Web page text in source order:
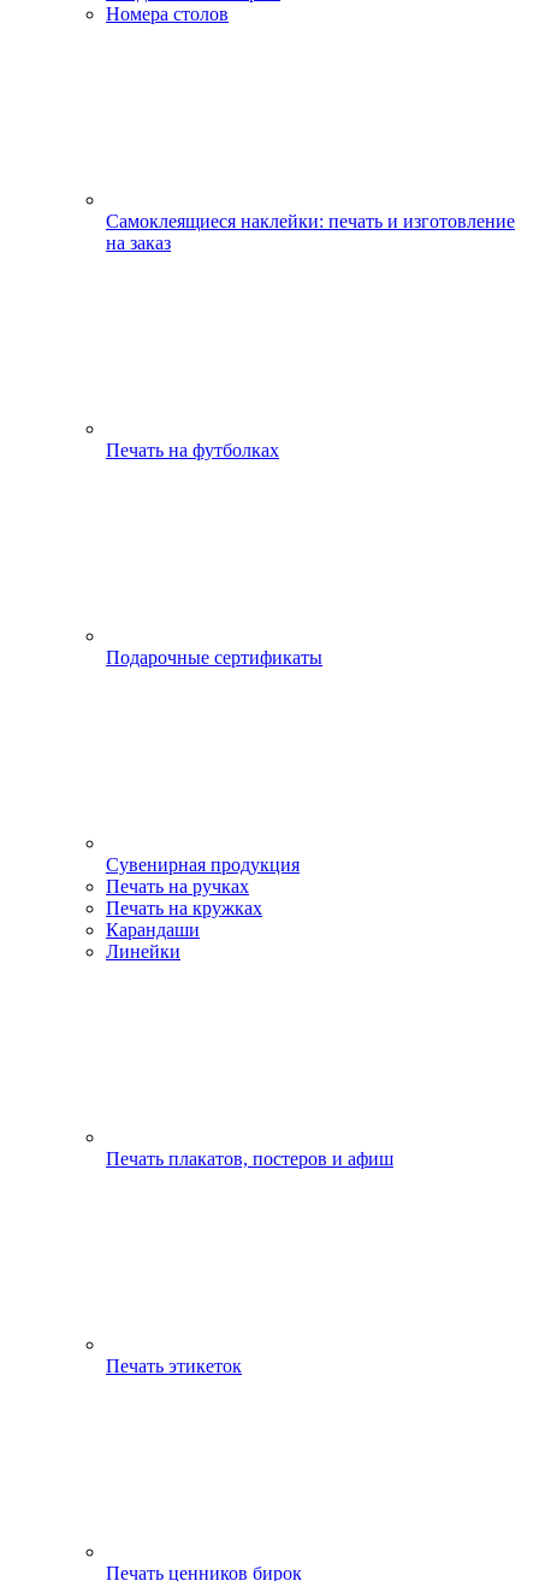
Номера столов
Самоклеящиеся наклейки: печать и изготовление
на заказ
Печать на футболках
Подарочные сертификаты
Сувенирная продукция
Печать на ручках
Печать на кружках
Карандаши
Линейки
Печать плакатов, постеров и афиш
Печать этикеток
Печать ценников бирок